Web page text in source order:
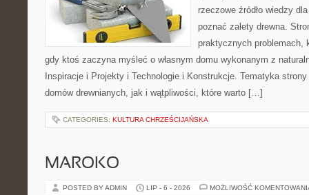
rzeczowe źródło wiedzy
poznać zalety drewna.
praktycznych problemach,
gdy ktoś zaczyna myśleć o własnym domu wykonanym z
Inspiracje i Projekty i Technologie i Konstrukcje. Tematyka
domów drewnianych, jak i wątpliwości, które warto […]
CATEGORIES: KULTURA CHRZEŚCIJAŃSKA
MAROKO
POSTED BY ADMIN LIP - 6 - 2026 MOŻLIWOŚĆ